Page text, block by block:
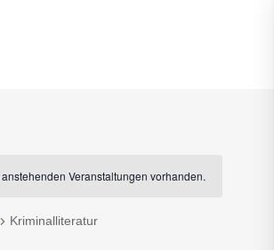
Veranstaltungen vorhanden.
Kriminalliteratur